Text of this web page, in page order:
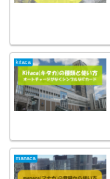
kitaca
manaca